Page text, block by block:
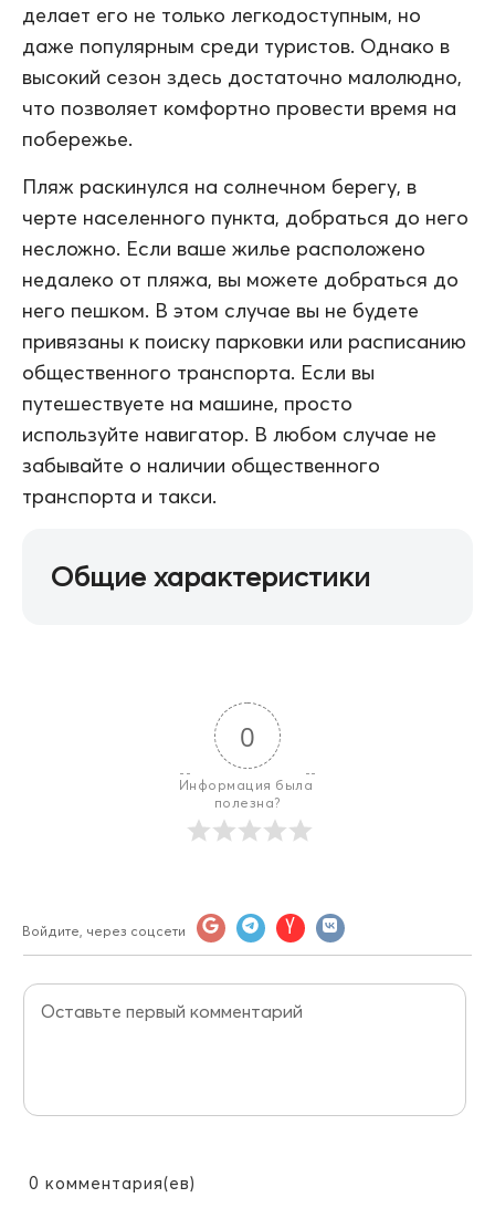
делает его не только легкодоступным, но
даже популярным среди туристов. Однако в
высокий сезон здесь достаточно малолюдно,
что позволяет комфортно провести время на
побережье.
Пляж раскинулся на солнечном берегу, в
черте населенного пункта, добраться до него
несложно. Если ваше жилье расположено
недалеко от пляжа, вы можете добраться до
него пешком. В этом случае вы не будете
привязаны к поиску парковки или расписанию
общественного транспорта. Если вы
путешествуете на машине, просто
используйте навигатор. В любом случае не
забывайте о наличии общественного
транспорта и такси.
Общие характеристики
0
Информация была
полезна?
Войдите, через соцсети
0 комментария(ев)